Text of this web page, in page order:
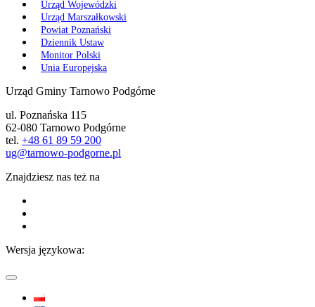
Urząd Wojewódzki
Urząd Marszałkowski
Powiat Poznański
Dziennik Ustaw
Monitor Polski
Unia Europejska
Urząd Gminy Tarnowo Podgórne
ul. Poznańska 115
62-080 Tarnowo Podgórne
tel. +48 61 89 59 200
ug@tarnowo-podgorne.pl
Znajdziesz nas też na
Wersja językowa: